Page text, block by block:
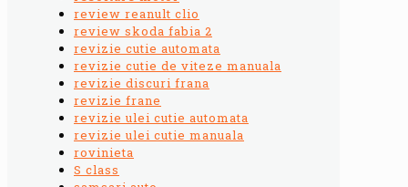
review reanult clio
review skoda fabia 2
revizie cutie automata
revizie cutie de viteze manuala
revizie discuri frana
revizie frane
revizie ulei cutie automata
revizie ulei cutie manuala
rovinieta
S class